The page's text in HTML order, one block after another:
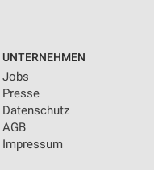
UNTERNEHMEN
Jobs
Presse
Datenschutz
AGB
Impressum